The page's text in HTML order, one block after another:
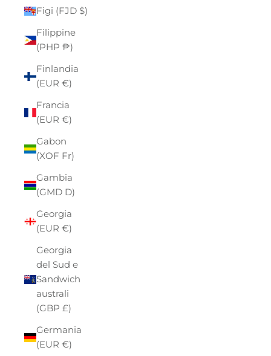
Figi (FJD $)
Filippine
(PHP ₱)
Finlandia
(EUR €)
Francia
(EUR €)
Gabon
(XOF Fr)
Gambia
(GMD D)
Georgia
(EUR €)
Georgia
del Sud e
Sandwich
australi
(GBP £)
Germania
(EUR €)